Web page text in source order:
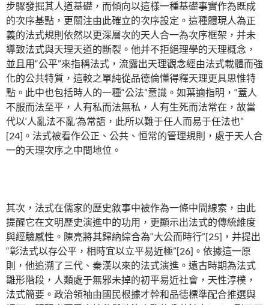
步驟發掘其人道基礎，而傾向以這樣一種基礎事實作為既成
的次序基點，更關注由此確立的次序設定。這種體現人為正
義的法式規則依然以更深層次的天人合一為次序框架，并未
導致法式與天理天道的斷裂。他并不拒絕理學的天理概念，
並且用“公平”來指稱法式，流露出天理觀念經由法式載體而強
化的公共特質，這較之單純從品德倫懂得釋天理更具思惟特
點。此中也包括時人的一種“公法”意識。如葉適指明，“蓋人
不服而法至平，人有私而法無私，人有生死而法常在，故當
代以‘人亂法不亂’為常語，此所以難于任人而易于任法也”
[24]。法式被看作公正、公共、恒常的管理規則，處于天人合
一的天理次序之中間地位。
其次，法式在儒家的歷史敘事中被作為一條中間線索，由此
提醒它在文明歷史演進中的功用，更顯示出法式的傳統維度
與經驗感性。陳亮將其歸納綜合為“大公而時行”[25]，并提出
“彰法式以存公平，相時宜以立平易近極”[26]。依據這一原
則，他追溯了三代、秦漢以來的法式演進。遠古時期為法式
雛形階段，人類處于無邪未掉的初平易近社會，天性淳樸，
法式簡要。政治領袖由國民根據才幹和品德標準配合推選與